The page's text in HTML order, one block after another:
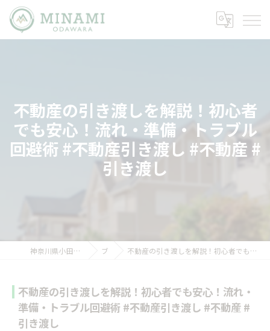
不動産の引き渡しを解説！初心者
でも安心！流れ・準備・トラブル
回避術 #不動産引き渡し #不動産 #
引き渡し
神奈川県小田原市の不動産ならミナミノイエ ブログ 不動産の引き渡しを解説！初心者でも安心！流れ・準備・トラブル回避術 #不動産引き渡し #不動産 #引き渡し
不動産の引き渡しを解説！初心者でも安心！流れ・
準備・トラブル回避術 #不動産引き渡し #不動産 #
引き渡し